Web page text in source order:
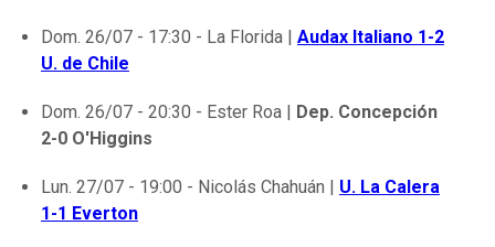
Dom. 26/07 - 17:30 - La Florida | Audax Italiano 1-2
U. de Chile
Dom. 26/07 - 20:30 - Ester Roa | Dep. Concepción
2-0 O'Higgins
Lun. 27/07 - 19:00 - Nicolás Chahuán | U. La Calera
1-1 Everton